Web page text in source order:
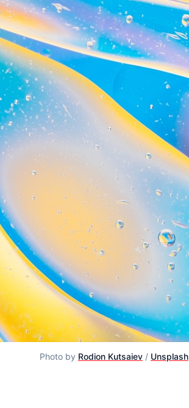
Photo by Rodion Kutsaiev / Unsplash